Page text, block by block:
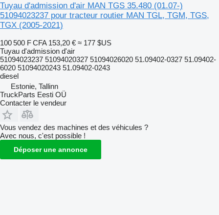
Tuyau d'admission d'air MAN TGS 35.480 (01.07-)
51094023237 pour tracteur routier MAN TGL, TGM, TGS,
TGX (2005-2021)
100 500 F CFA 153,20 € ≈ 177 $US
Tuyau d'admission d'air
51094023237 51094020327 51094026020 51.09402-0327 51.09402-
6020 51094020243 51.09402-0243
diesel
Estonie, Tallinn
TruckParts Eesti OÜ
Contacter le vendeur
Vous vendez des machines et des véhicules ?
Avec nous, c'est possible !
Déposer une annonce